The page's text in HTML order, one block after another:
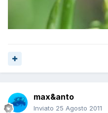
max&anto
Inviato 25 Agosto 2011